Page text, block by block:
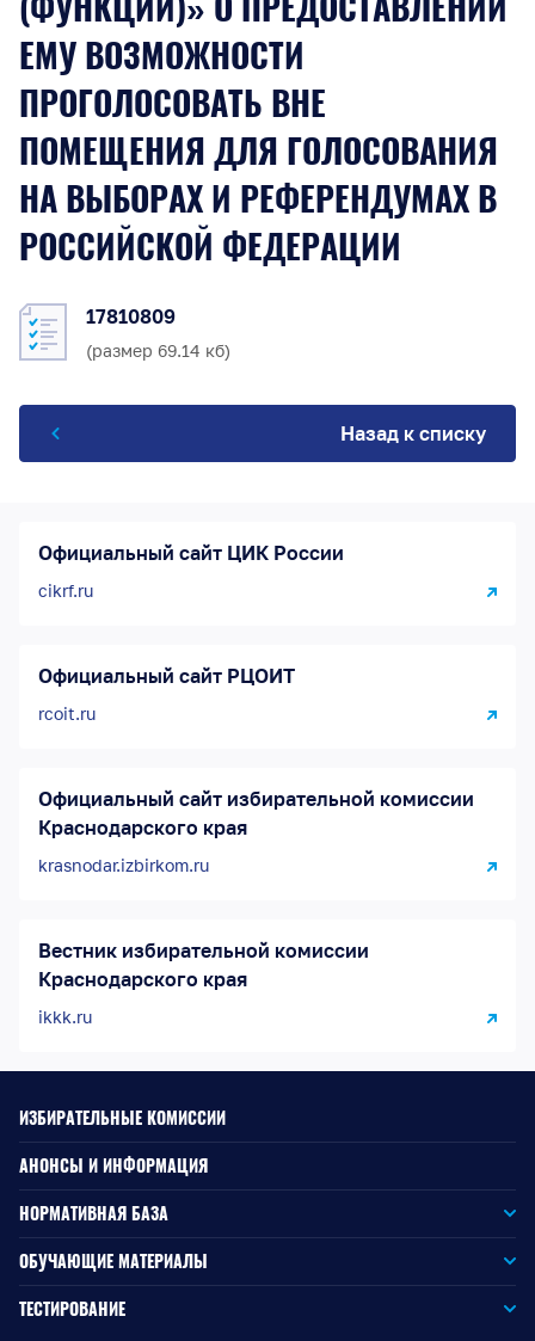
ЕМУ ВОЗМОЖНОСТИ
ПРОГОЛОСОВАТЬ ВНЕ
ПОМЕЩЕНИЯ ДЛЯ ГОЛОСОВАНИЯ
НА ВЫБОРАХ И РЕФЕРЕНДУМАХ В
РОССИЙСКОЙ ФЕДЕРАЦИИ
17810809
(размер 69.14 кб)
Назад к списку
Официальный сайт ЦИК России
cikrf.ru
Официальный сайт РЦОИТ
rcoit.ru
Официальный сайт избирательной комиссии
Краснодарского края
krasnodar.izbirkom.ru
Вестник избирательной комиссии
Краснодарского края
ikkk.ru
ИЗБИРАТЕЛЬНЫЕ КОМИССИИ
АНОНСЫ И ИНФОРМАЦИЯ
НОРМАТИВНАЯ БАЗА
Законодательство РФ
Законодательство КК
ОБУЧАЮЩИЕ МАТЕРИАЛЫ
Для окружной избирательной комиссии
ТЕСТИРОВАНИЕ